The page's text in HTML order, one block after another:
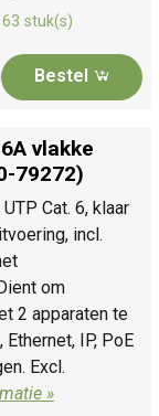
63 stuk(s)
Bestel
vlakke
79272)
Cat. 6, klaar
incl.
om
2 apparaten te
IP, PoE
Excl.
»